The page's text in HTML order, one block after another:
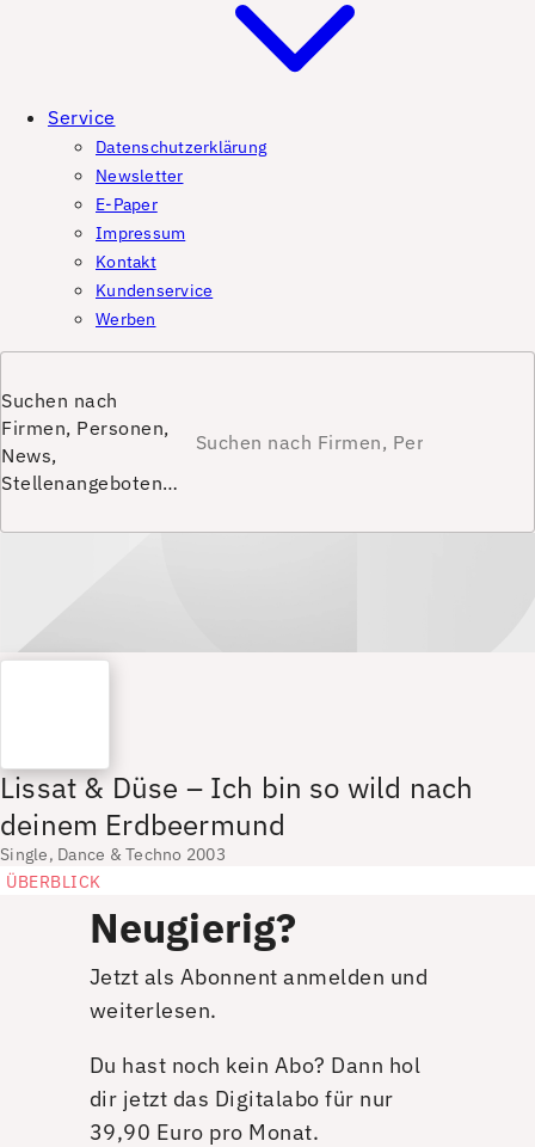
Service
Datenschutzerklärung
Newsletter
E-Paper
Impressum
Kontakt
Kundenservice
Werben
Suchen nach
Firmen, Personen,
News,
Stellenangeboten…
Lissat & Düse – Ich bin so wild nach
deinem Erdbeermund
Single, Dance & Techno 2003
ÜBERBLICK
Neugierig?
Jetzt als Abonnent anmelden und
weiterlesen.
Du hast noch kein Abo? Dann hol
dir jetzt das Digitalabo für nur
39,90 Euro pro Monat.